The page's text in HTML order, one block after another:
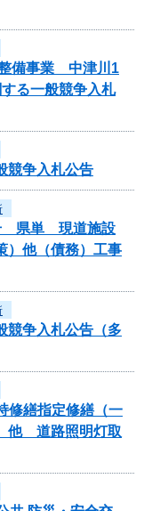
整備事業 中津川1
る一般競争入札
競争入札公告
県単 現道施設
）他（債務）工事
競争入札公告（多
修繕指定修繕（一
他 道路照明灯取